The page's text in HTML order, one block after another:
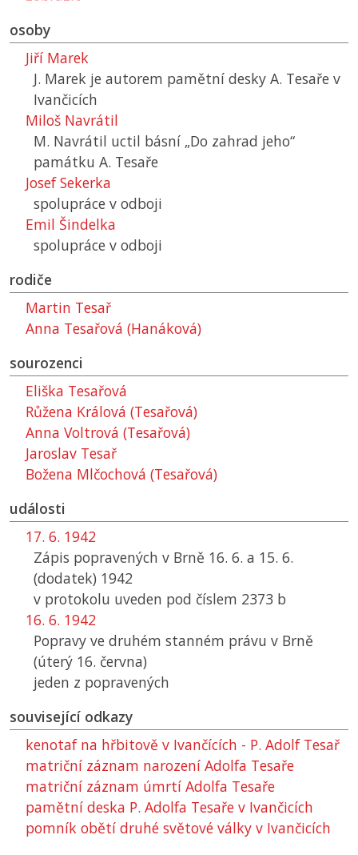
osoby
Jiří Marek
J. Marek je autorem pamětní desky A. Tesaře v
Ivančicích
Miloš Navrátil
M. Navrátil uctil básní „Do zahrad jeho“
památku A. Tesaře
Josef Sekerka
spolupráce v odboji
Emil Šindelka
spolupráce v odboji
rodiče
Martin Tesař
Anna Tesařová (Hanáková)
sourozenci
Eliška Tesařová
Růžena Králová (Tesařová)
Anna Voltrová (Tesařová)
Jaroslav Tesař
Božena Mlčochová (Tesařová)
události
17. 6. 1942
Zápis popravených v Brně 16. 6. a 15. 6.
(dodatek) 1942
v protokolu uveden pod číslem 2373 b
16. 6. 1942
Popravy ve druhém stanném právu v Brně
(úterý 16. června)
jeden z popravených
související odkazy
kenotaf na hřbitově v Ivančících - P. Adolf Tesař
matriční záznam narození Adolfa Tesaře
matriční záznam úmrtí Adolfa Tesaře
pamětní deska P. Adolfa Tesaře v Ivančicích
pomník obětí druhé světové války v Ivančicích